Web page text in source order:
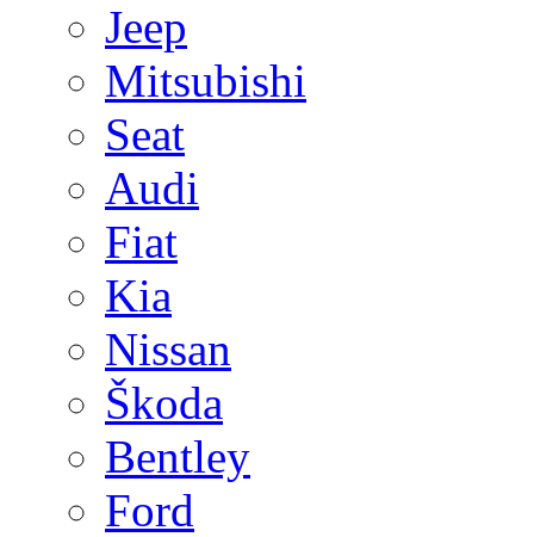
Jeep
Mitsubishi
Seat
Audi
Fiat
Kia
Nissan
Škoda
Bentley
Ford